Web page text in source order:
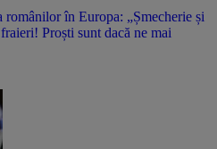
în Europa: „Șmecherie și
Proști sunt dacă ne mai